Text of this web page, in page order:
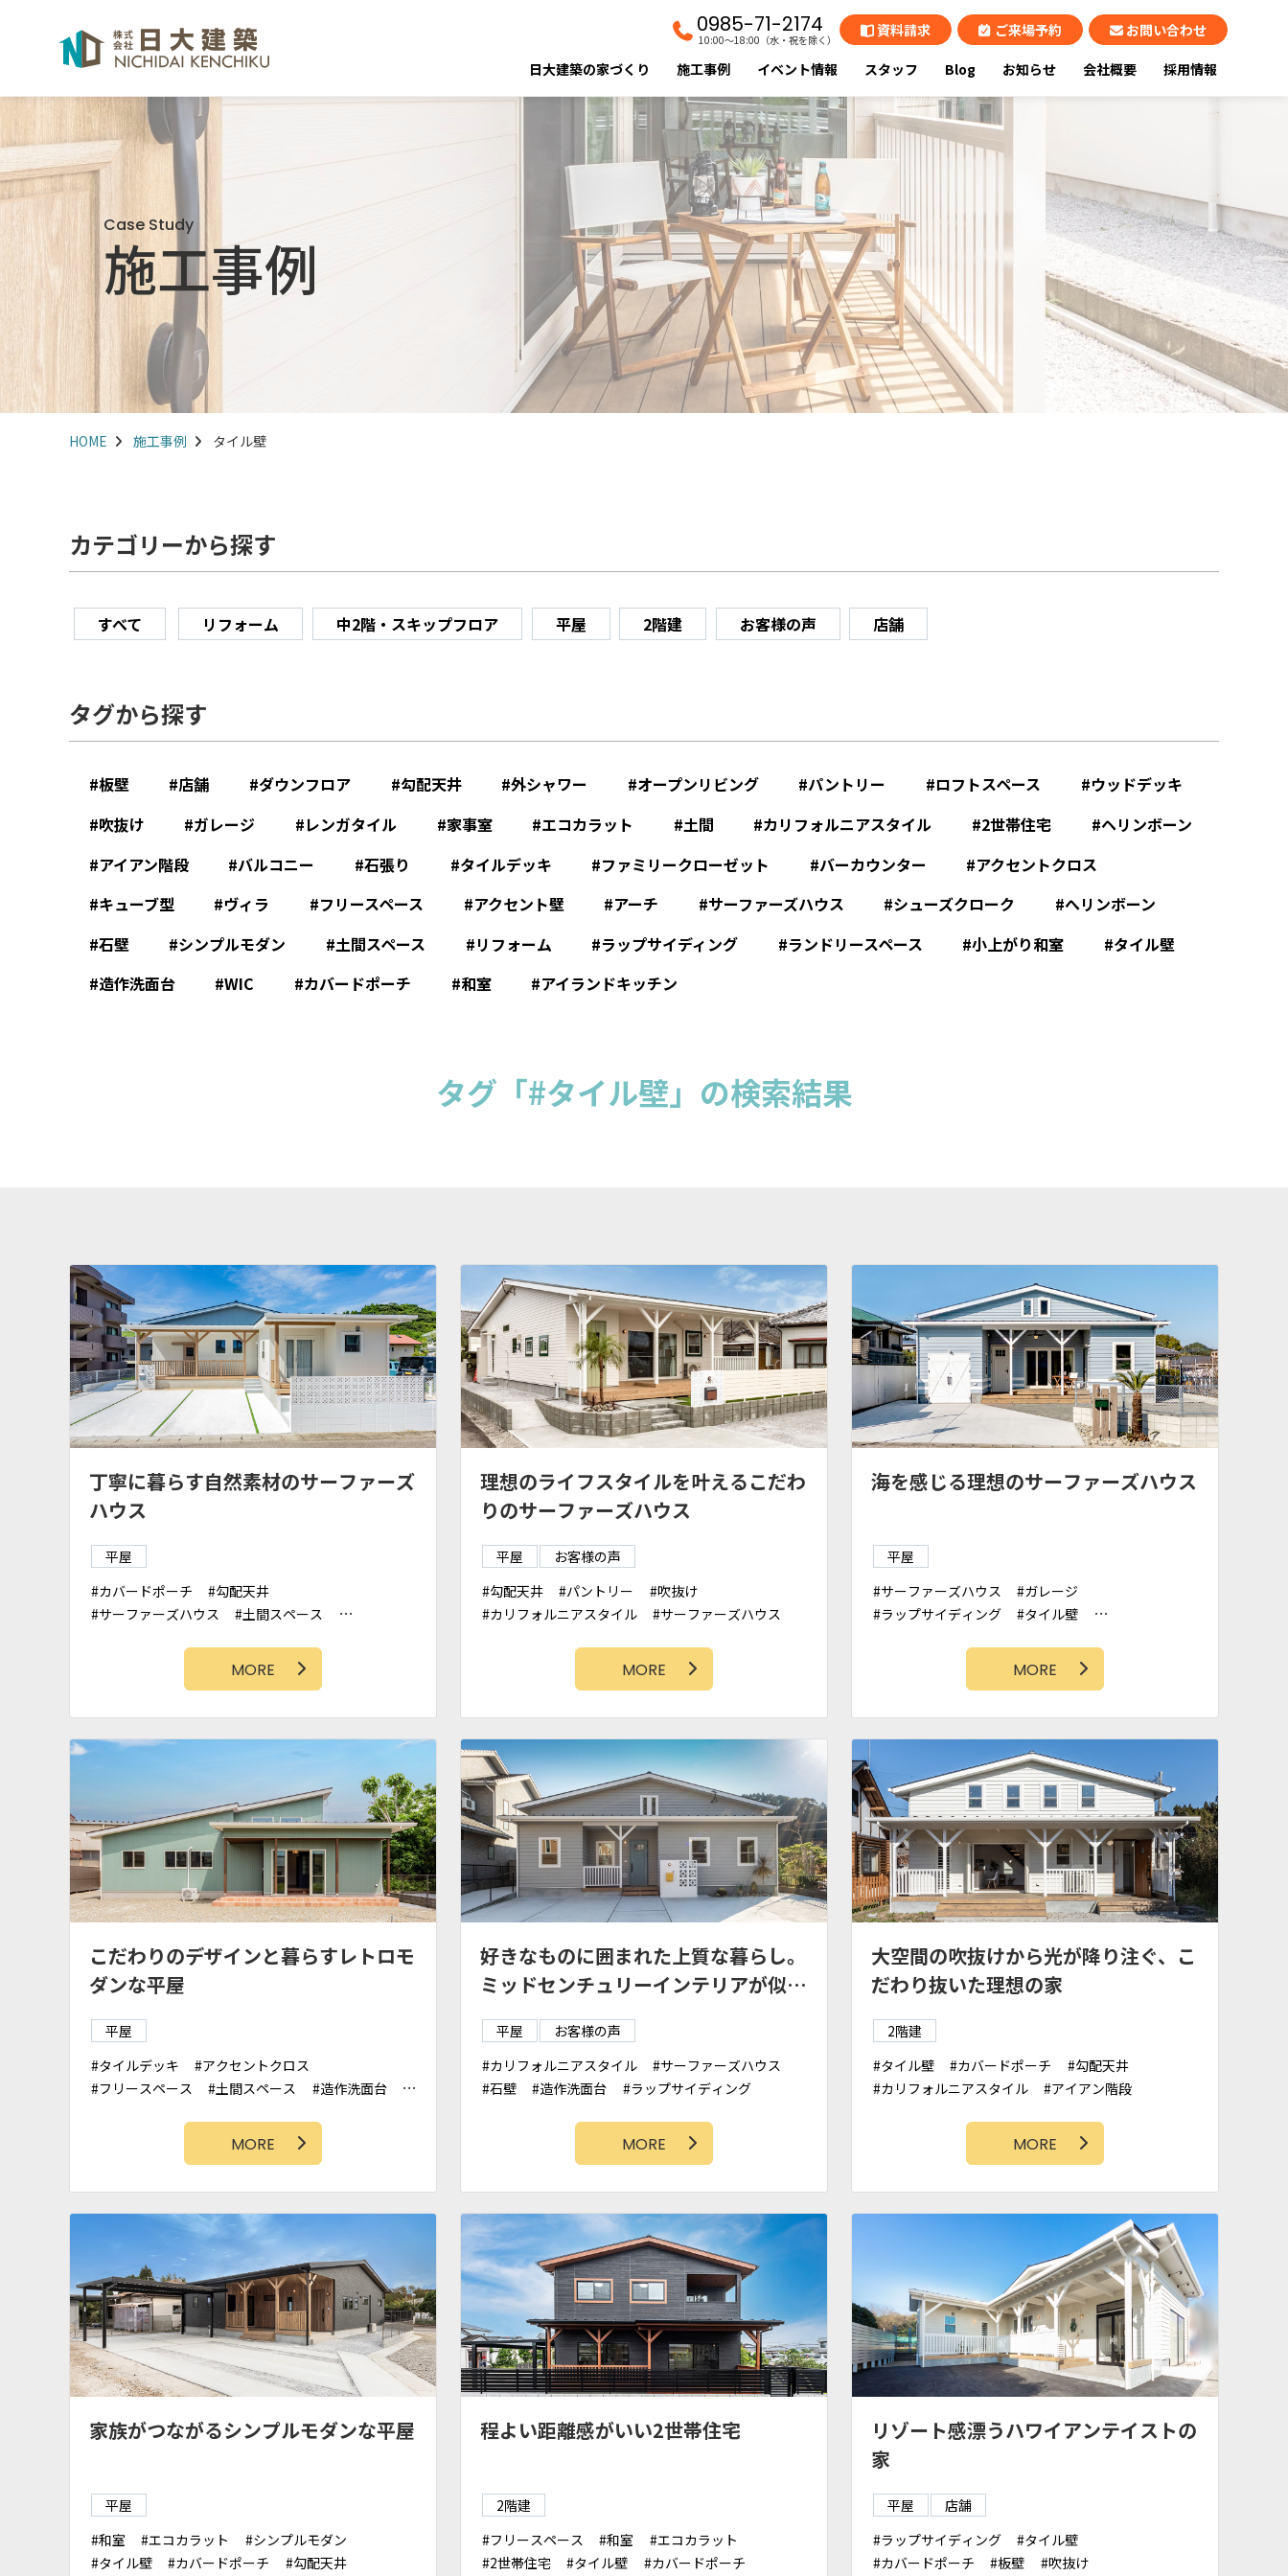
0985-71-2174
10:00〜18:00（水・祝を除く）
資料請求 ご来場予約 お問い合わせ
日大建築の家づくり 施工事例 イベント情報 スタッフ Blog お知らせ 会社概要 採用情報
Case Study
施工事例
HOME 施工事例 タイル壁
カテゴリーから探す
すべて リフォーム 中2階・スキップフロア 平屋 2階建 お客様の声 店舗
タグから探す
板壁 店舗 ダウンフロア 勾配天井 外シャワー オープンリビング パントリー ロフトスペース
ウッドデッキ
吹抜け
ガレージ レンガタイル 家事室 エコカラット 土間 カリフォルニアスタイル 2世帯住宅
ヘリンボーン
アイアン階段
バルコニー 石張り タイルデッキ ファミリークローゼット バーカウンター
アクセントクロス
キューブ型
ヴィラ フリースペース アクセント壁 アーチ サーファーズハウス シューズクローク
へリンボーン
石壁
シンプルモダン 土間スペース リフォーム ラップサイディング ランドリースペース 小上がり和室
タイル壁
造作洗面台
WIC カバードポーチ 和室 アイランドキッチン
タグ「#タイル壁」の検索結果
丁寧に暮らす自然素材のサーファーズ
ハウス
平屋
カバードポーチ
勾配天井
サーファーズハウス
土間スペース
MORE
理想のライフスタイルを叶えるこだわ
りのサーファーズハウス
平屋
お客様の声
勾配天井
パントリー
吹抜け
カリフォルニアスタイル
サーファーズハウス
カバードポーチ
MORE
海を感じる理想のサーファーズハウス
平屋
サーファーズハウス
ガレージ
ラップサイディング
タイル壁
MORE
こだわりのデザインと暮らすレトロモ
ダンな平屋
平屋
タイルデッキ
アクセントクロス
フリースペース
土間スペース
造作洗面台
MORE
好きなものに囲まれた上質な暮らし。
ミッドセンチュリーインテリアが似合
う家。
平屋
お客様の声
カリフォルニアスタイル
サーファーズハウス
石壁
造作洗面台
ラップサイディング
板壁
勾配天井
MORE
大空間の吹抜けから光が降り注ぐ、こ
だわり抜いた理想の家
2階建
タイル壁
カバードポーチ
勾配天井
カリフォルニアスタイル
アイアン階段
ラップサイディング
MORE
家族がつながるシンプルモダンな平屋
平屋
和室
エコカラット
シンプルモダン
タイル壁
カバードポーチ 勾配天井
程よい距離感がいい2世帯住宅
2階建
フリースペース
和室
エコカラット
2世帯住宅
タイル壁 カバードポーチ
リゾート感漂うハワイアンテイストの
家
平屋
店舗
ラップサイディング
タイル壁
カバードポーチ
板壁 吹抜け